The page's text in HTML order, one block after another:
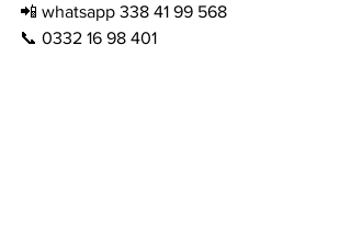
📲 whatsapp 338 41 99 568
📞 0332 16 98 401